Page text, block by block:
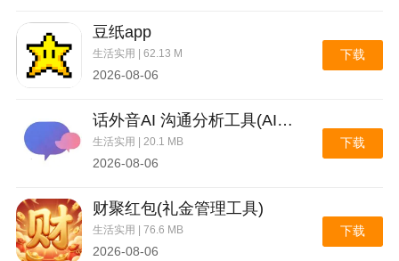
豆纸app
生活实用 | 62.13 M
2026-08-06
下载
话外音AI 沟通分析工具(AI沟通分析工具)
生活实用 | 20.1 MB
2026-08-06
下载
财聚红包(礼金管理工具)
生活实用 | 76.6 MB
2026-08-06
下载